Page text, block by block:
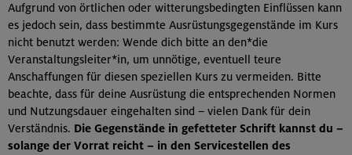
Aufgrund von örtlichen oder witterungsbedingten Einflüssen kann
es jedoch sein, dass bestimmte Ausrüstungsgegenstände im Kurs
nicht benutzt werden: Wende dich bitte an den*die
Veranstaltungsleiter*in, um unnötige, eventuell teure
Anschaffungen für diesen speziellen Kurs zu vermeiden. Bitte
beachte, dass für deine Ausrüstung die entsprechenden Normen
und Nutzungsdauer eingehalten sind – vielen Dank für dein
Verständnis. Die Gegenstände in gefetteter Schrift kannst du –
solange der Vorrat reicht – in den Servicestellen des